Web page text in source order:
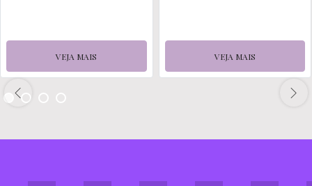
VEJA MAIS VEJA MAIS